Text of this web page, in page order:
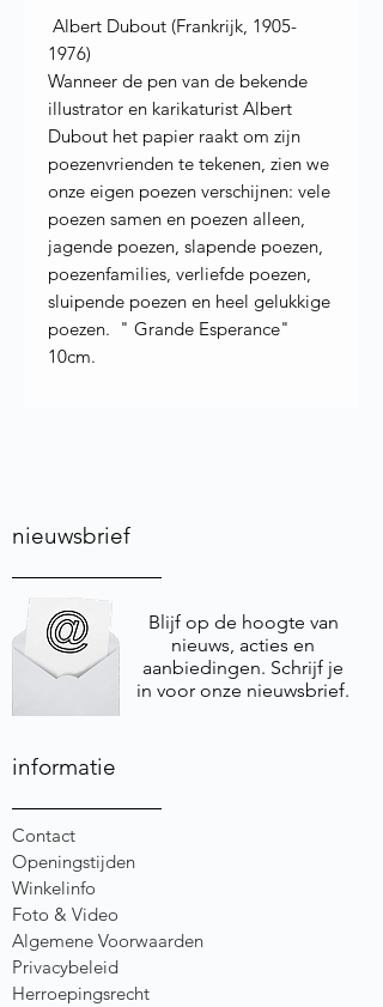
Albert Dubout (Frankrijk, 1905-
1976)
Wanneer de pen van de bekende
illustrator en karikaturist Albert
Dubout het papier raakt om zijn
poezenvrienden te tekenen, zien we
onze eigen poezen verschijnen: vele
poezen samen en poezen alleen,
jagende poezen, slapende poezen,
poezenfamilies, verliefde poezen,
sluipende poezen en heel gelukkige
poezen. " Grande Esperance"
10cm.
nieuwsbrief
Blijf op de hoogte van
nieuws, acties en
aanbiedingen. Schrijf je
in voor onze nieuwsbrief.
informatie
Contact
Openingstijden
Winkelinfo
Foto & Video
Algemene Voorwaarden
Privacybeleid
Herroepingsrecht